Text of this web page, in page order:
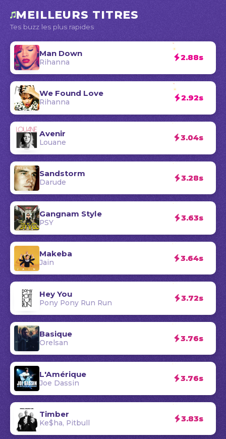
MEILLEURS TITRES
Tes buzz les plus rapides
Man Down
Rihanna 2.88s
We Found Love
Rihanna 2.92s
Avenir
Louane 3.04s
Sandstorm
Darude 3.28s
Gangnam Style
PSY 3.63s
Makeba
Jain 3.64s
Hey You
Pony Pony Run Run 3.72s
Basique
Orelsan 3.76s
L'Amérique
Joe Dassin 3.76s
Timber
Ke$ha, Pitbull 3.83s